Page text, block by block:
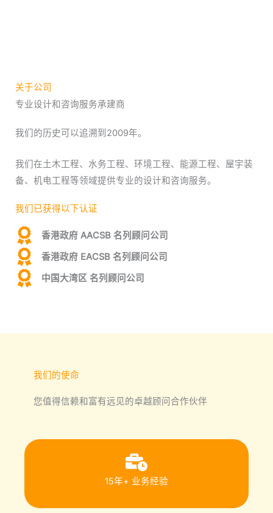
关于公司
专业设计和咨询服务承建商
我们的历史可以追溯到2009年。
我们在土木工程、水务工程、环境工程、能源工程、屋宇装
备、机电工程等领域提供专业的设计和咨询服务。
我们已获得以下认证
香港政府 AACSB 名列顾问公司
香港政府 EACSB 名列顾问公司
中国大湾区 名列顾问公司
我们的使命
您值得信赖和富有远见的卓越顾问合作伙伴
15年+ 业务经验